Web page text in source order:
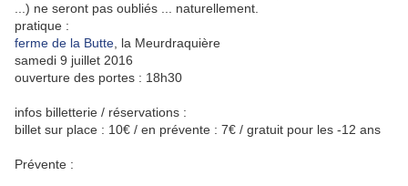
...) ne seront pas oubliés ... naturellement.
pratique :
ferme de la Butte , la Meurdraquière
samedi 9 juillet 2016
ouverture des portes : 18h30
infos billetterie / réservations :
billet sur place : 10€ / en prévente : 7€ / gratuit pour les -12 ans
Prévente :